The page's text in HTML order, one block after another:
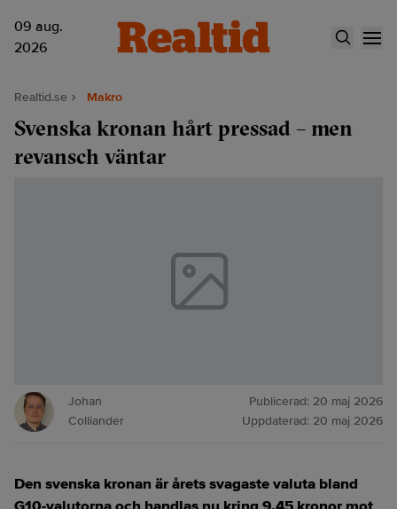
09 aug.
2026
Realtid.se Makro
Svenska kronan hårt pressad – men
revansch väntar
Johan
Colliander
Publicerad: 20 maj 2026
Uppdaterad: 20 maj 2026
Den svenska kronan är årets svagaste valuta bland